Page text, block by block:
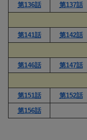
第136話
第137話
第141話
第142話
第146話
第147話
第151話
第152話
第156話